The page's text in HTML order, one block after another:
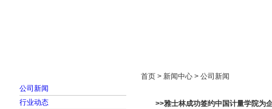
公司新闻
行业动态
首页 > 新闻中心 > 公司新闻
>>雅士林成功签约中国计量学院为